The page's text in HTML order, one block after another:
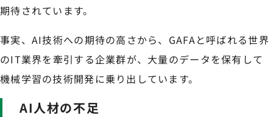
期待されています。
事実、AI技術への期待の高さから、GAFAと呼ばれる世界
のIT業界を牽引する企業群が、大量のデータを保有して
機械学習の技術開発に乗り出しています。
AI人材の不足